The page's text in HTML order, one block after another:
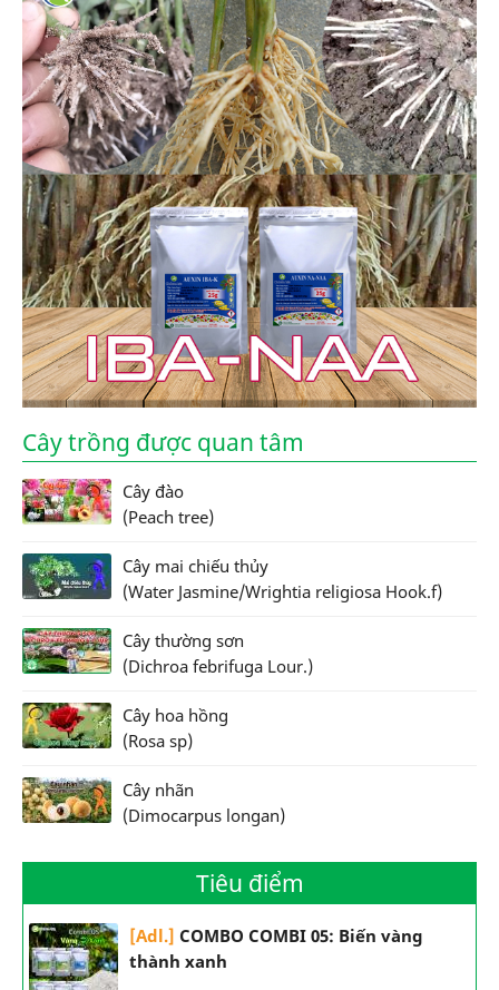
Cây trồng được quan tâm
Cây đào
(Peach tree)
Cây mai chiếu thủy
(Water Jasmine/Wrightia religiosa Hook.f)
Cây thường sơn
(Dichroa febrifuga Lour.)
Cây hoa hồng
(Rosa sp)
Cây nhãn
(Dimocarpus longan)
Tiêu điểm
[Adl.] COMBO COMBI 05: Biến vàng
thành xanh